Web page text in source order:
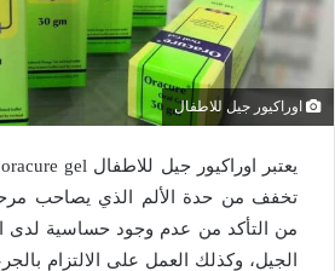
اوراكيور جيل للاطفال
تخفف من حدة الألم الذي يصاحب
من التأكد من عدم وجود حساسية لدى
الجيل، وكذلك العمل على الالتزام